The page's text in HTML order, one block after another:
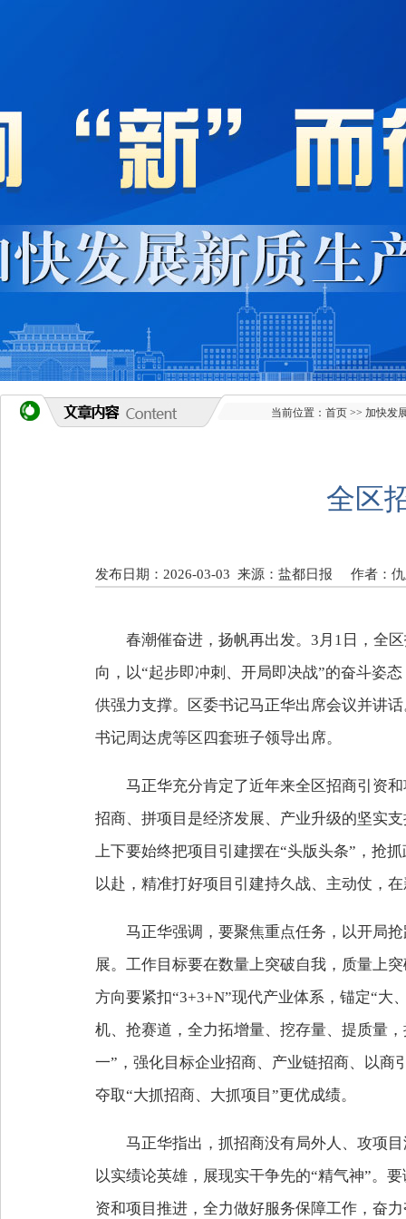
当前位置： 首页 >> 加快发
全区
发布日期：2026-03-03 来源：盐都日报 作者：
春潮催奋进，扬帆再出发。3月1日，全
向，以“起步即冲刺、开局即决战”的奋斗姿
供强力支撑。区委书记马正华出席会议并讲
书记周达虎等区四套班子领导出席。
马正华充分肯定了近年来全区招商引资
招商、拼项目是经济发展、产业升级的坚实
上下要始终把项目引建摆在“头版头条”，抢
以赴，精准打好项目引建持久战、主动仗，
马正华强调，要聚焦重点任务，以开局
展。工作目标要在数量上突破自我，质量上
方向要紧扣“3+3+N”现代产业体系，锚定“
机、抢赛道，全力拓增量、挖存量、提质量
一”，强化目标企业招商、产业链招商、以商
夺取“大抓招商、大抓项目”更优成绩。
马正华指出，抓招商没有局外人、攻项
以实绩论英雄，展现实干争先的“精气神”。
资和项目推进，全力做好服务保障工作，奋